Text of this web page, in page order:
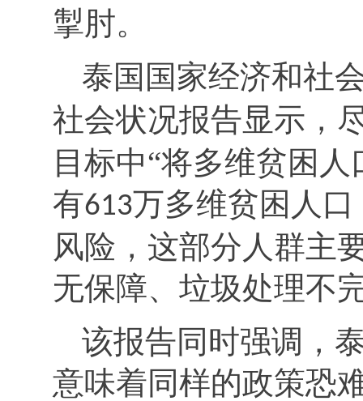
掣肘。
泰国国家经济和社
社会状况报告显示，
目标中“将多维贫困
有613万多维贫困人
风险，这部分人群主
无保障、垃圾处理不
该报告同时强调，
意味着同样的政策恐